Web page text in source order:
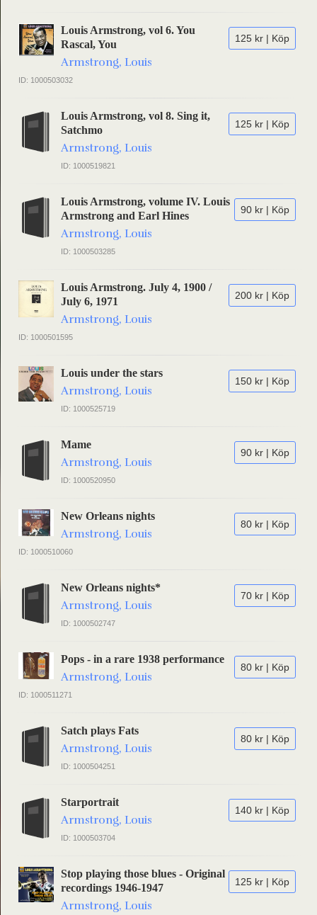
125 kr | Köp
Louis Armstrong, vol 6. You
Rascal, You
Armstrong, Louis
ID: 1000503032
125 kr | Köp
Louis Armstrong, vol 8. Sing it,
Satchmo
Armstrong, Louis
ID: 1000519821
90 kr | Köp
Louis Armstrong, volume IV. Louis
Armstrong and Earl Hines
Armstrong, Louis
ID: 1000503285
200 kr | Köp
Louis Armstrong. July 4, 1900 /
July 6, 1971
Armstrong, Louis
ID: 1000501595
150 kr | Köp
Louis under the stars
Armstrong, Louis
ID: 1000525719
90 kr | Köp
Mame
Armstrong, Louis
ID: 1000520950
80 kr | Köp
New Orleans nights
Armstrong, Louis
ID: 1000510060
70 kr | Köp
New Orleans nights*
Armstrong, Louis
ID: 1000502747
80 kr | Köp
Pops - in a rare 1938 performance
Armstrong, Louis
ID: 1000511271
80 kr | Köp
Satch plays Fats
Armstrong, Louis
ID: 1000504251
140 kr | Köp
Starportrait
Armstrong, Louis
ID: 1000503704
125 kr | Köp
Stop playing those blues - Original
recordings 1946-1947
Armstrong, Louis